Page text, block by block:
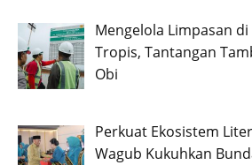
Mengelola Limpasan
Tropis, Tantangan
Obi
Perkuat Ekosistem
Wagub Kukuhkan